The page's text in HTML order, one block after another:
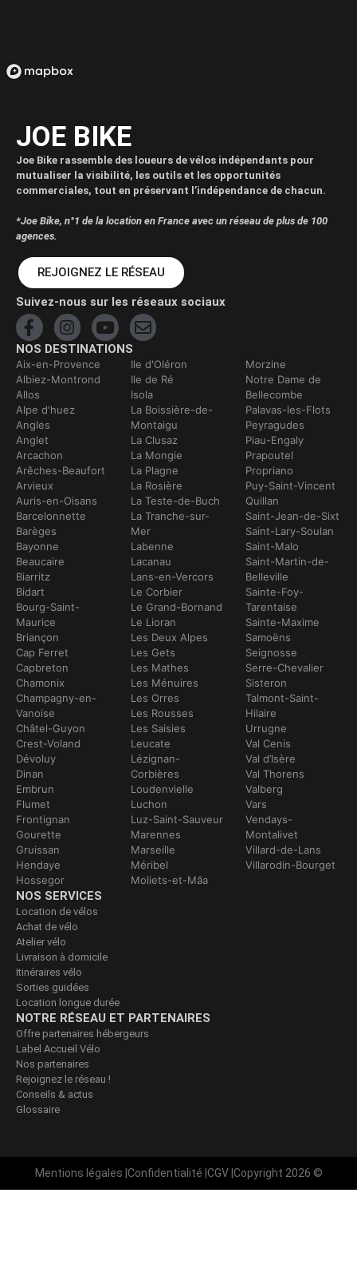
JOE BIKE
Joe Bike rassemble des loueurs de vélos indépendants pour
mutualiser la visibilité, les outils et les opportunités
commerciales, tout en préservant l’indépendance de chacun.
*Joe Bike, n°1 de la location en France avec un réseau de plus de 100
agences.
REJOIGNEZ LE RÉSEAU
Suivez-nous sur les réseaux sociaux
NOS DESTINATIONS
Aix-en-Provence
Albiez-Montrond
Allos
Alpe d'huez
Angles
Anglet
Arcachon
Arêches-Beaufort
Arvieux
Auris-en-Oisans
Barcelonnette
Barèges
Bayonne
Beaucaire
Biarritz
Bidart
Bourg-Saint-
Maurice
Briançon
Cap Ferret
Capbreton
Chamonix
Champagny-en-
Vanoise
Châtel-Guyon
Crest-Voland
Dévoluy
Dinan
Embrun
Flumet
Frontignan
Gourette
Gruissan
Hendaye
Hossegor
Ile d'Oléron
Ile de Ré
Isola
La Boissière-de-
Montaigu
La Clusaz
La Mongie
La Plagne
La Rosière
La Teste-de-Buch
La Tranche-sur-
Mer
Labenne
Lacanau
Lans-en-Vercors
Le Corbier
Le Grand-Bornand
Le Lioran
Les Deux Alpes
Les Gets
Les Mathes
Les Ménuires
Les Orres
Les Rousses
Les Saisies
Leucate
Lézignan-
Corbières
Loudenvielle
Luchon
Luz-Saint-Sauveur
Marennes
Marseille
Méribel
Moliets-et-Mâa
Morzine
Notre Dame de
Bellecombe
Palavas-les-Flots
Peyragudes
Piau-Engaly
Prapoutel
Propriano
Puy-Saint-Vincent
Quillan
Saint-Jean-de-Sixt
Saint-Lary-Soulan
Saint-Malo
Saint-Martin-de-
Belleville
Sainte-Foy-
Tarentaise
Sainte-Maxime
Samoëns
Seignosse
Serre-Chevalier
Sisteron
Talmont-Saint-
Hilaire
Urrugne
Val Cenis
Val d’Isère
Val Thorens
Valberg
Vars
Vendays-
Montalivet
Villard-de-Lans
Villarodin-Bourget
NOS SERVICES
Location de vélos
Achat de vélo
Atelier vélo
Livraison à domicile
Itinéraires vélo
Sorties guidées
Location longue durée
NOTRE RÉSEAU ET PARTENAIRES
Offre partenaires hébergeurs
Label Accueil Vélo
Nos partenaires
Rejoignez le réseau !
Conseils & actus
Glossaire
Mentions légales Confidentialité CGV| Copyright 2026 ©